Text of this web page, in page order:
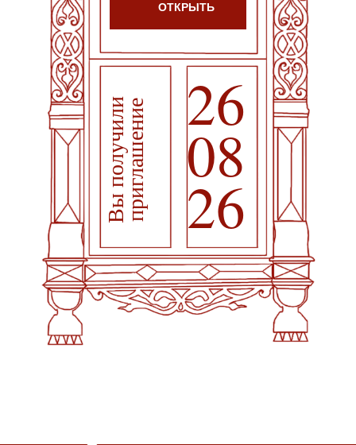
ОТКРЫТЬ
26
08
26
Вы получилиприглашение